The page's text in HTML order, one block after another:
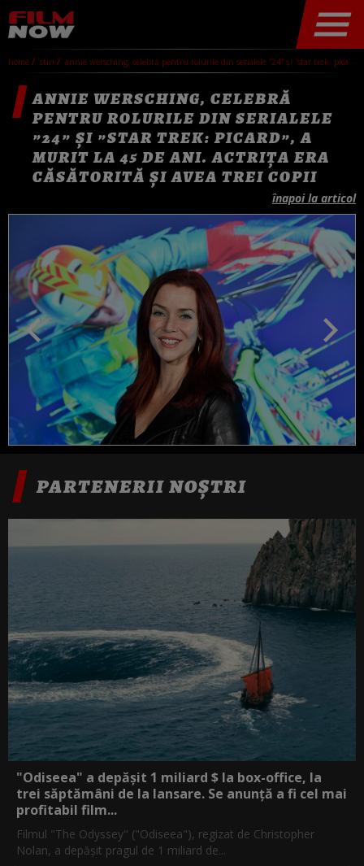
home stiri annie wersching, celebră pentru rolurile din serialele ”24” și ”star trek: picard”, a murit la 45 de ani. actrița era căsătorită și avea trei copii
ANNIE WERSCHING, CELEBRĂ
PENTRU ROLURILE DIN SERIALELE
”24” ȘI ”STAR TREK: PICARD”, A
MURIT LA 45 DE ANI. ACTRIȚA ERA
CĂSĂTORITĂ ȘI AVEA TREI COPII
înapoi la articol
PARTENERII NOȘTRI
"Odiseea" a depășit 1 miliard $ la box-office, la
trei săptămâni de la lansare. Se anunță a fi cel mai
profitabil film...
Filmul "The Odyssey" ("Odiseea"), regizat de Christopher
Nolan, a depăşit pragul de 1 miliard de...